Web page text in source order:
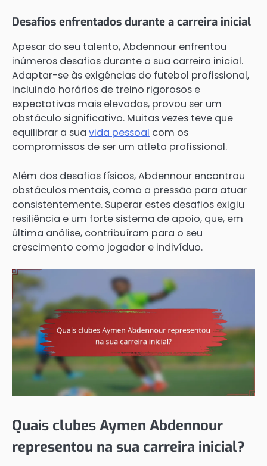
Desafios enfrentados durante a carreira inicial
Apesar do seu talento, Abdennour enfrentou
inúmeros desafios durante a sua carreira inicial.
Adaptar-se às exigências do futebol profissional,
incluindo horários de treino rigorosos e
expectativas mais elevadas, provou ser um
obstáculo significativo. Muitas vezes teve que
equilibrar a sua vida pessoal com os
compromissos de ser um atleta profissional.
Além dos desafios físicos, Abdennour encontrou
obstáculos mentais, como a pressão para atuar
consistentemente. Superar estes desafios exigiu
resiliência e um forte sistema de apoio, que, em
última análise, contribuíram para o seu
crescimento como jogador e indivíduo.
Quais clubes Aymen Abdennour
representou na sua carreira inicial?